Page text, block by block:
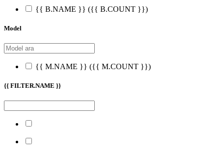
{{ B.NAME }} ({{ B.COUNT }})
Model
{{ M.NAME }} ({{ M.COUNT }})
{{ FILTER.NAME }}